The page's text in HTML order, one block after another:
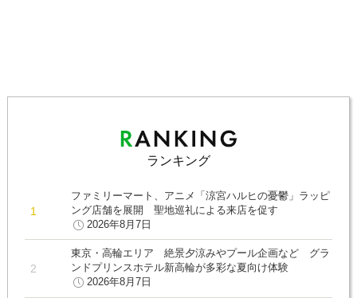
ランキング
ファミリーマート、アニメ「涼宮ハルヒの憂鬱」ラッピ
ング店舗を展開 聖地巡礼による来店を促す
2026年8月7日
東京・高輪エリア 絶景夕涼みやプール企画など グラ
ンドプリンスホテル新高輪が多彩な夏向け体験
2026年8月7日